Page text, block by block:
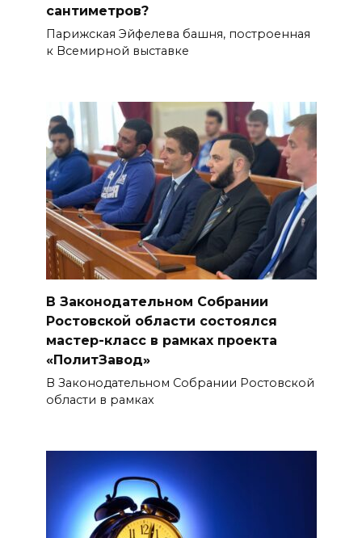
сантиметров?
Парижская Эйфелева башня, построенная
к Всемирной выставке
В Законодательном Собрании
Ростовской области состоялся
мастер-класс в рамках проекта
«ПолитЗавод»
В Законодательном Собрании Ростовской
области в рамках